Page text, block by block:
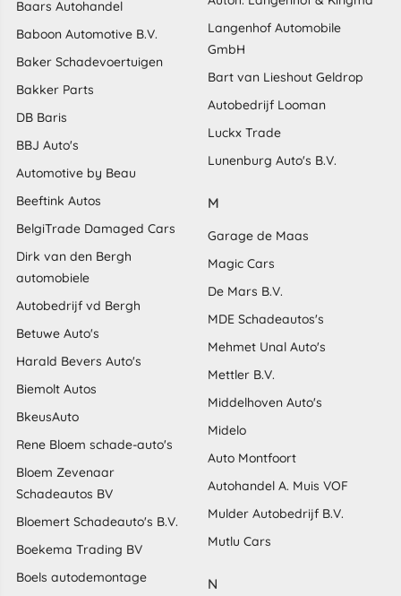
Baars Autohandel
Baboon Automotive B.V.
Baker Schadevoertuigen
Bakker Parts
DB Baris
BBJ Auto's
Automotive by Beau
Beeftink Autos
BelgiTrade Damaged Cars
Dirk van den Bergh
automobiele
Autobedrijf vd Bergh
Betuwe Auto's
Harald Bevers Auto's
Biemolt Autos
BkeusAuto
Rene Bloem schade-auto's
Bloem Zevenaar
Schadeautos BV
Bloemert Schadeauto's B.V.
Boekema Trading BV
Boels autodemontage
Langenhof Automobile
GmbH
Bart van Lieshout Geldrop
Autobedrijf Looman
Luckx Trade
Lunenburg Auto's B.V.
M
Garage de Maas
Magic Cars
De Mars B.V.
MDE Schadeautos's
Mehmet Unal Auto's
Mettler B.V.
Middelhoven Auto's
Midelo
Auto Montfoort
Autohandel A. Muis VOF
Mulder Autobedrijf B.V.
Mutlu Cars
N